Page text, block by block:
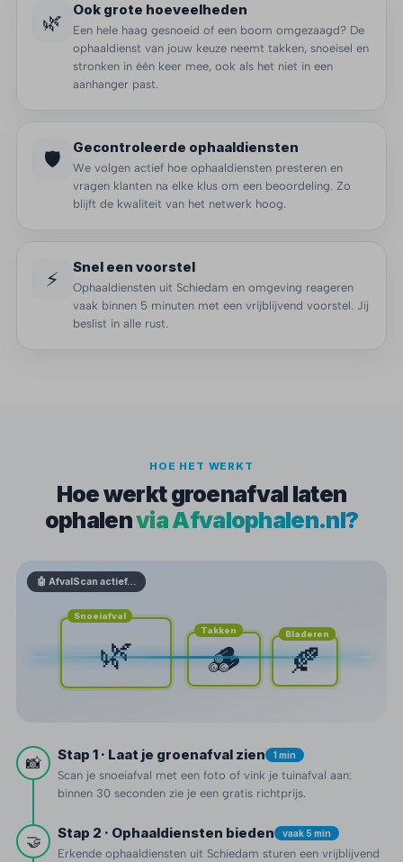
🌿 Ook grote hoeveelheden
Een hele haag gesnoeid of een boom omgezaagd? De
ophaaldienst van jouw keuze neemt takken, snoeisel en
stronken in één keer mee, ook als het niet in een
aanhanger past.
🛡️ Gecontroleerde ophaaldiensten
We volgen actief hoe ophaaldiensten presteren en
vragen klanten na elke klus om een beoordeling. Zo
blijft de kwaliteit van het netwerk hoog.
⚡ Snel een voorstel
Ophaaldiensten uit Schiedam en omgeving reageren
vaak binnen 5 minuten met een vrijblijvend voorstel. Jij
beslist in alle rust.
HOE HET WERKT
Hoe werkt groenafval laten
ophalenvia Afvalophalen.nl?
🤖 AfvalScan actief…
Snoeiafval
🌿
Takken
🪵
Bladeren
🍂
📸 Stap 1 · Laat je groenafval zien 1 min
Scan je snoeiafval met een foto of vink je tuinafval aan:
binnen 30 seconden zie je een gratis richtprijs.
🤝 Stap 2 · Ophaaldiensten bieden vaak 5 min
Erkende ophaaldiensten uit Schiedam sturen een vrijblijvend